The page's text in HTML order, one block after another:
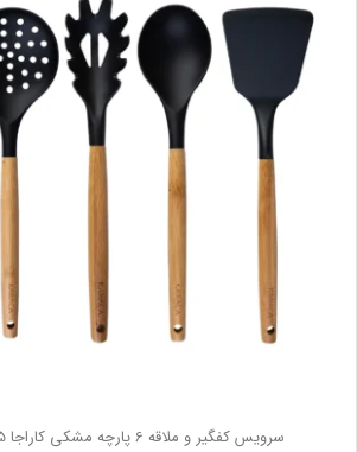
سرویس کفگیر و ملاقه 6 پارچه مشکی کاراجا 153.03.06.1535